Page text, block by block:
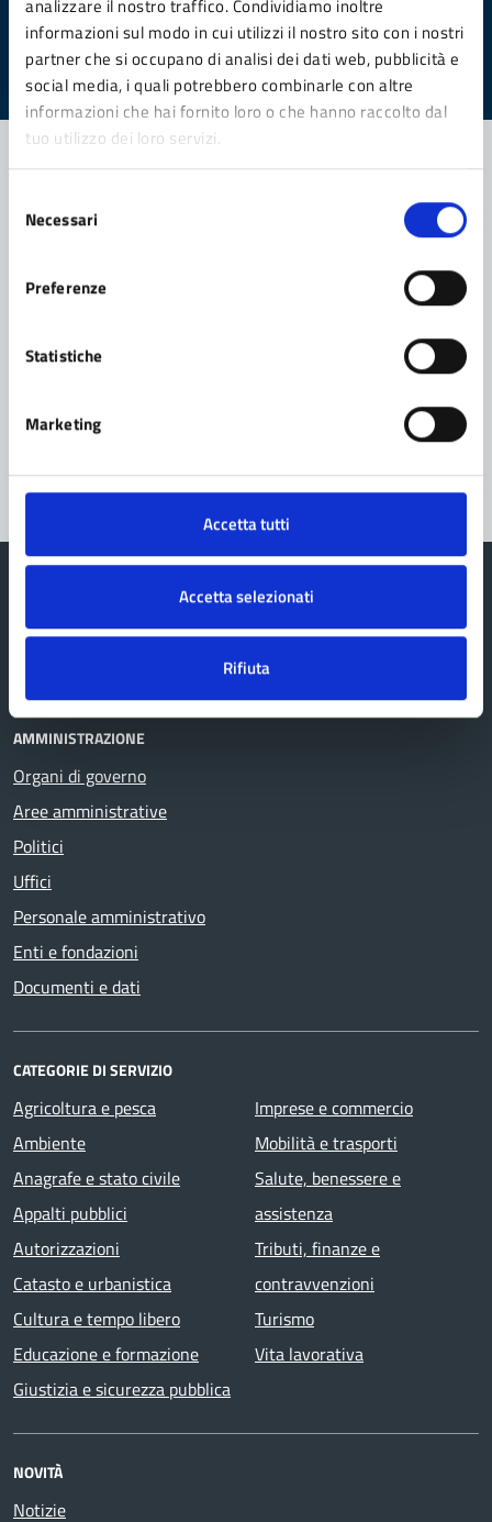
analizzare il nostro traffico. Condividiamo inoltre
informazioni sul modo in cui utilizzi il nostro sito con i nostri
partner che si occupano di analisi dei dati web, pubblicità e
social media, i quali potrebbero combinarle con altre
informazioni che hai fornito loro o che hanno raccolto dal
tuo utilizzo dei loro servizi.
delNecessari
Preferenze
Statistiche
Marketing
Accetta tutti
Accetta selezionati
Rifiuta
pagina?
Valuta da 1 a 5 stelle la pagina
Valuta 5 stelle su 5
Valuta 4 stelle su 5
Valuta 3 stelle su 5
Valuta 2 stelle su 5
Valuta 1 stelle su 5
Contatta il comune
Richiedi assistenza
Prenota appuntamento
Comune di Fanano
AMMINISTRAZIONE
Organi di governo
Aree amministrative
Politici
Uffici
Personale amministrativo
Enti e fondazioni
Documenti e dati
CATEGORIE DI SERVIZIO
Agricoltura e pesca
Ambiente
Anagrafe e stato civile
Appalti pubblici
Autorizzazioni
Catasto e urbanistica
Cultura e tempo libero
Educazione e formazione
Giustizia e sicurezza pubblica
Imprese e commercio
Mobilità e trasporti
Salute, benessere e
assistenza
Tributi, finanze e
contravvenzioni
Turismo
Vita lavorativa
NOVITÀ
Notizie